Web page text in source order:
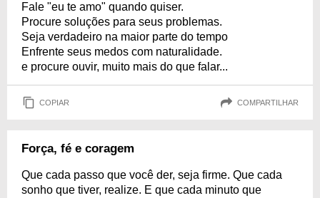
Fale "eu te amo" quando quiser.
Procure soluções para seus problemas.
Seja verdadeiro na maior parte do tempo
Enfrente seus medos com naturalidade.
e procure ouvir, muito mais do que falar...
COPIAR COMPARTILHAR
Força, fé e coragem
Que cada passo que você der, seja firme. Que cada
sonho que tiver, realize. E que cada minuto que